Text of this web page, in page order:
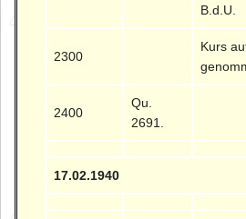
B.d.U.
2300
Kurs
2400
Qu.
2691.
17.02.1940